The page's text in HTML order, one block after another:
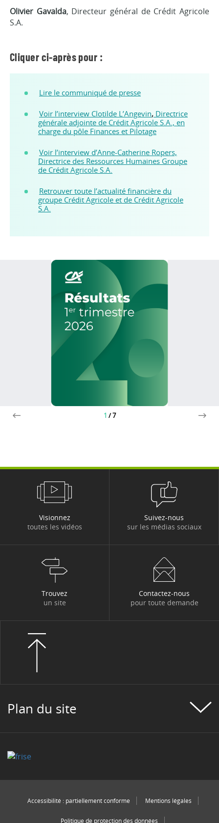
Olivier Gavalda, Directeur général de Crédit Agricole
S.A.
Cliquer ci-après pour :
Lire le communiqué de presse
Voir l’interview Clotilde L’Angevin, Directrice
générale adjointe de Crédit Agricole S.A., en
charge du pôle Finances et Pilotage
Voir l’interview d’Anne-Catherine Ropers,
Directrice des Ressources Humaines Groupe
de Crédit Agricole S.A.
Retrouver toute l’actualité financière du
groupe Crédit Agricole et de Crédit Agricole
S.A.
1 /7
Visionnez
toutes les vidéos
Suivez-nous
sur les médias sociaux
Trouvez
un site
Contactez-nous
pour toute demande
Plan du site
Accessibilité : partiellement conforme Mentions légales
Politique de protection des données